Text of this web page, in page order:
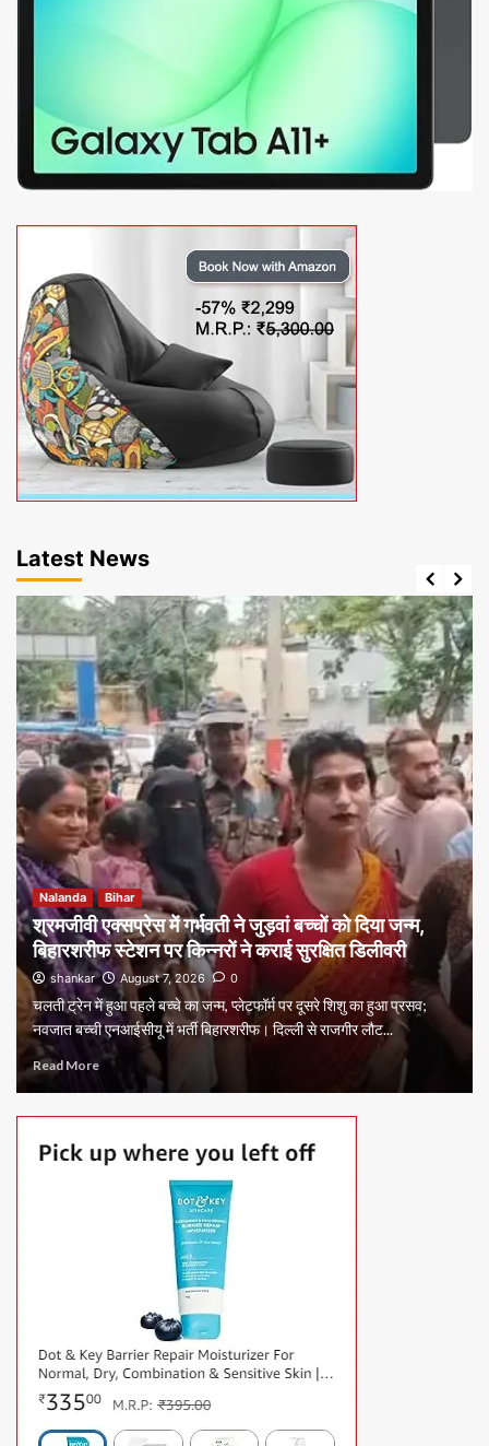
Latest News
Nalanda Bihar
श्रमजीवी एक्सप्रेस में गर्भवती ने जुड़वां बच्चों को दिया जन्म,
बिहारशरीफ स्टेशन पर किन्नरों ने कराई सुरक्षित डिलीवरी
shankar August 7, 2026 0
चलती ट्रेन में हुआ पहले बच्चे का जन्म, प्लेटफॉर्म पर दूसरे शिशु का हुआ प्रसव;
नवजात बच्ची एनआईसीयू में भर्ती बिहारशरीफ। दिल्ली से राजगीर लौट...
Read More